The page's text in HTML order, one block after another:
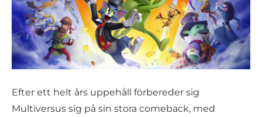
Efter ett helt års uppehåll förbereder sig
Multiversus sig på sin stora comeback, med